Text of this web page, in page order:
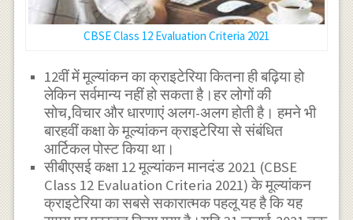
CBSE Class 12 Evaluation Criteria 2021
12वीं में मूल्यांकन का क्राइटेरिया कितना ही बढ़िया हो
लेकिन सर्वमान्य नहीं हो सकता है।हर लोगों की
सोच,विचार और धारणाएं अलग-अलग होती है। हमने भी
बारहवीं कक्षा के मूल्यांकन क्राइटेरिया से संबंधित
आर्टिकल पोस्ट किया था।
सीबीएसई कक्षा 12 मूल्यांकन मानदंड 2021 (CBSE
Class 12 Evaluation Criteria 2021) के मूल्यांकन
क्राइटेरिया का सबसे सकारात्मक पहलू यह है कि यह